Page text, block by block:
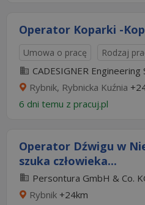
Operator Koparki -
Umowa o pracę Rodzaj
CADESIGNER Engineering
Rybnik, Rybnicka Kuźnia
6 dni temu z pracuj.pl
Operator Dźwigu w
szuka człowieka...
Persontura GmbH & Co.
Rybnik +24km